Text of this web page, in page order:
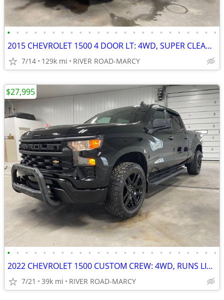
• • • • • • • • • • • • • • • • • • • • • • • •
2015 CHEVROLET 1500 4 DOOR LT: 4WD, SUPER CLEAN, ICE COLD A/C, TOW PKG
7/14 129k mi RIVER ROAD-MARCY
• • • • • • • • • • • • • • • • • • • • • • • •
2022 CHEVROLET 1500 CUSTOM CREW: 4WD, RUNS LIKE NEW, 4 CYL, BEAUTIFUL!
7/21 39k mi RIVER ROAD-MARCY
$27,995